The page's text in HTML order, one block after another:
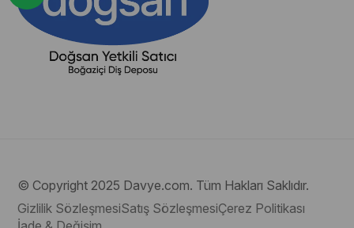
© Copyright 2025 Davye.com. Tüm Hakları Saklıdır.
Gizlilik SözleşmesiSatış SözleşmesiÇerez Politikası